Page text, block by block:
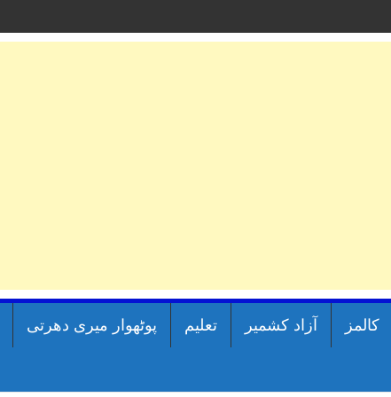
کالمز آزاد کشمیر تعلیم پوٹھوار میری دھرتی